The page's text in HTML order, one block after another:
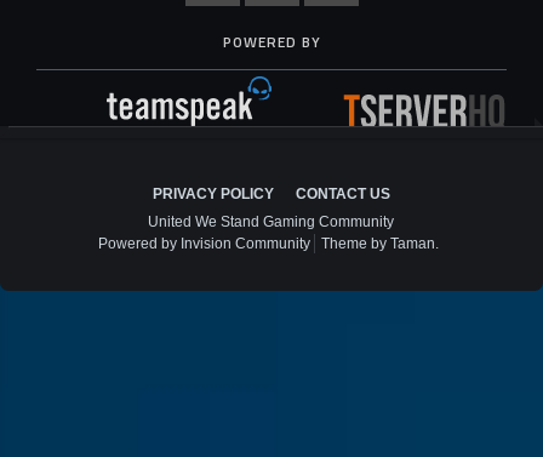
POWERED BY
PRIVACY POLICY
CONTACT US
United We Stand Gaming Community
Powered by Invision Community
Theme by Taman.